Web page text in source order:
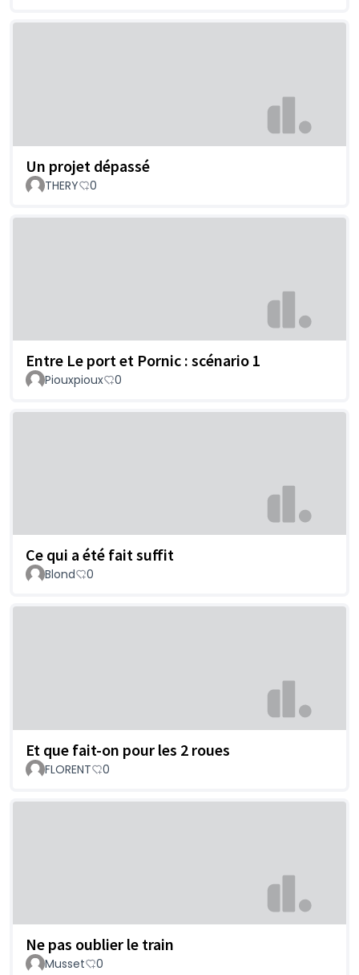
Un projet dépassé
THERY 0
Entre Le port et Pornic : scénario 1
Piouxpioux 0
Ce qui a été fait suffit
Blond 0
Et que fait-on pour les 2 roues
FLORENT 0
Ne pas oublier le train
Musset 0